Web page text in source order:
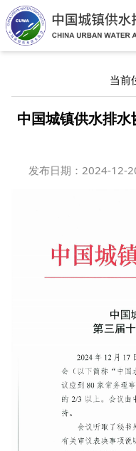
当前
中国城镇供水排
发布日期： 2024-12-